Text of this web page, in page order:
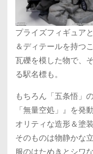
プライズフィギュア
＆ディテールを持つ
瓦礫を模した物で、
る駅名標も。
もちろん「五条悟」
「無量空処」』を発
オリティな造形＆塗
そのものは物静かな